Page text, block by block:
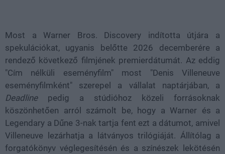
Most a Warner Bros. Discovery indította útjára a
spekulációkat, ugyanis belőtte 2026 decemberére a
rendező következő filmjének premierdátumát. Az eddig
"Cím nélküli eseményfilm" most "Denis Villeneuve
eseményfilmként" szerepel a vállalat naptárjában, a
Deadlinepedig a stúdióhoz közeli forrásoknak
köszönhetően arról számolt be, hogy a Warner és a
Legendary a Dűne 3-nak tartja fent ezt a dátumot, amivel
Villeneuve lezárhatja a látványos trilógiáját. Állítólag a
forgatókönyv véglegesítésén és a színészek lekötésén